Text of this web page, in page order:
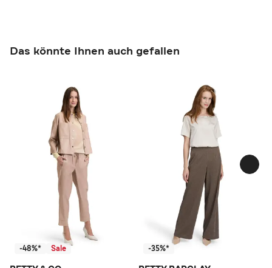
Das könnte Ihnen auch gefallen
-48%* Sale -35%*